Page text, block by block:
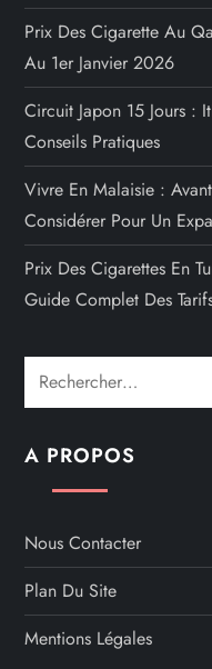
Prix Des Cigarette Au
Au 1er Janvier 2026
Circuit Japon 15 Jours :
Conseils Pratiques
Vivre En Malaisie :
Considérer Pour Un
Prix Des Cigarettes En
Guide Complet Des
Rechercher :
A PROPOS
Nous Contacter
Plan Du Site
Mentions Légales